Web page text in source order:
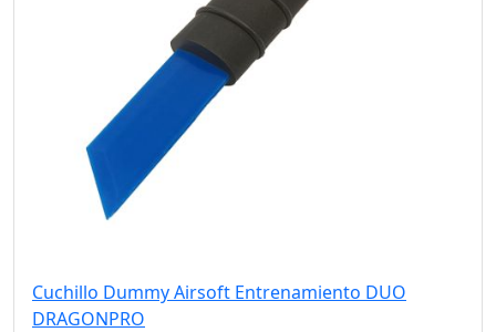
Cuchillo Dummy Airsoft Entrenamiento DUO
DRAGONPRO